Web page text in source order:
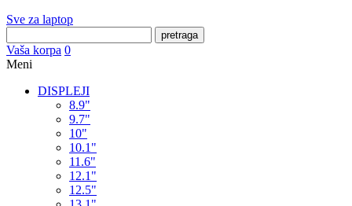
Sve za laptop
pretraga
Vaša korpa 0
Meni
DISPLEJI
8.9"
9.7"
10"
10.1"
11.6"
12.1"
12.5"